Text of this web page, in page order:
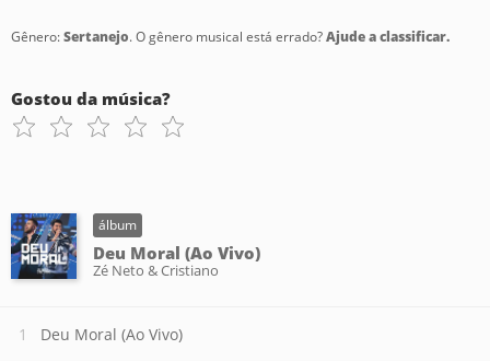
Gênero:Sertanejo. O gênero musical está errado?Ajude a classificar.
Gostou da música?
álbum
Deu Moral (Ao Vivo)
Zé Neto & Cristiano
Deu Moral (Ao Vivo)